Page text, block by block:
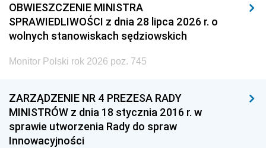
OBWIESZCZENIE MINISTRA
SPRAWIEDLIWOŚCI z dnia 28 lipca 2026 r. o
wolnych stanowiskach sędziowskich
Monitor Polski rok 2026 poz. 745
ZARZĄDZENIE NR 4 PREZESA RADY
MINISTRÓW z dnia 18 stycznia 2016 r. w
sprawie utworzenia Rady do spraw
Innowacyjności